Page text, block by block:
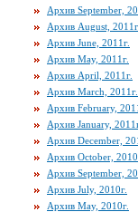
Архив September,
Архив August, 2011г.
Архив June, 2011г.
Архив May, 2011г.
Архив April, 2011г.
Архив March, 2011г.
Архив February,
Архив January,
Архив December,
Архив October,
Архив September,
Архив July, 2010г.
Архив May, 2010г.